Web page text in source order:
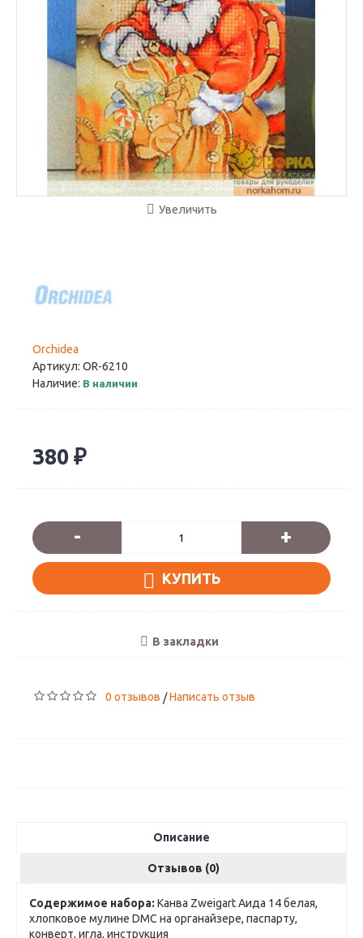
Увеличить
Orchidea
Артикул: OR-6210
Наличие: В наличии
380 ₽
- +
КУПИТЬ
В закладки
0 отзывов /Написать отзыв
Описание
Отзывов (0)
Содержимое набора: Канва Zweigart Аида 14 белая,
хлопковое мулине DMC на органайзере, паспарту,
конверт, игла, инструкция